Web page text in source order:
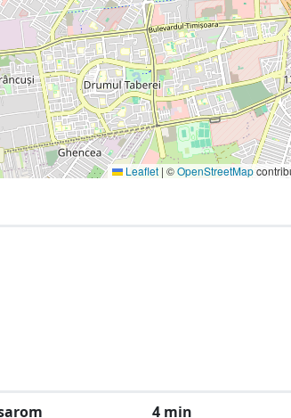
Leaflet | ©OpenStreetMap
4 min